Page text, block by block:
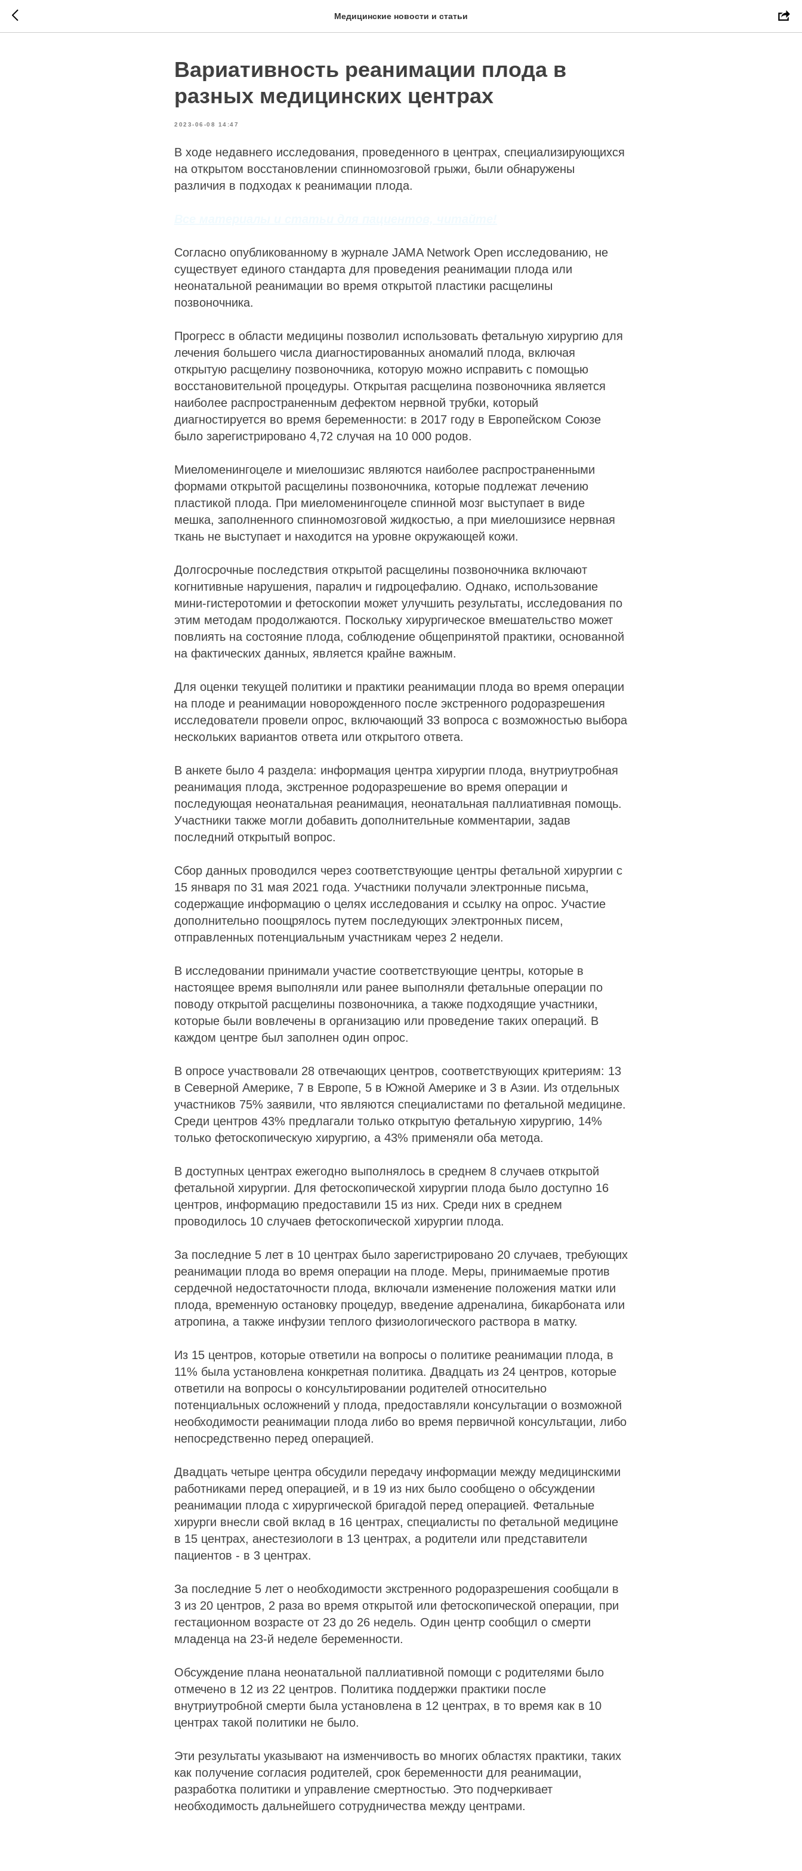
Медицинские новости и статьи
Вариативность реанимации плода в
разных медицинских центрах
2023-06-08 14:47
В ходе недавнего исследования, проведенного в центрах, специализирующихся
на открытом восстановлении спинномозговой грыжи, были обнаружены
различия в подходах к реанимации плода.
Согласно опубликованному в журнале JAMA Network Open исследованию, не
существует единого стандарта для проведения реанимации плода или
неонатальной реанимации во время открытой пластики расщелины
позвоночника.
Прогресс в области медицины позволил использовать фетальную хирургию для
лечения большего числа диагностированных аномалий плода, включая
открытую расщелину позвоночника, которую можно исправить с помощью
восстановительной процедуры. Открытая расщелина позвоночника является
наиболее распространенным дефектом нервной трубки, который
диагностируется во время беременности: в 2017 году в Европейском Союзе
было зарегистрировано 4,72 случая на 10 000 родов.
Миеломенингоцеле и миелошизис являются наиболее распространенными
формами открытой расщелины позвоночника, которые подлежат лечению
пластикой плода. При миеломенингоцеле спинной мозг выступает в виде
мешка, заполненного спинномозговой жидкостью, а при миелошизисе нервная
ткань не выступает и находится на уровне окружающей кожи.
Долгосрочные последствия открытой расщелины позвоночника включают
когнитивные нарушения, паралич и гидроцефалию. Однако, использование
мини-гистеротомии и фетоскопии может улучшить результаты, исследования по
этим методам продолжаются. Поскольку хирургическое вмешательство может
повлиять на состояние плода, соблюдение общепринятой практики, основанной
на фактических данных, является крайне важным.
Для оценки текущей политики и практики реанимации плода во время операции
на плоде и реанимации новорожденного после экстренного родоразрешения
исследователи провели опрос, включающий 33 вопроса с возможностью выбора
нескольких вариантов ответа или открытого ответа.
В анкете было 4 раздела: информация центра хирургии плода, внутриутробная
реанимация плода, экстренное родоразрешение во время операции и
последующая неонатальная реанимация, неонатальная паллиативная помощь.
Участники также могли добавить дополнительные комментарии, задав
последний открытый вопрос.
Сбор данных проводился через соответствующие центры фетальной хирургии с
15 января по 31 мая 2021 года. Участники получали электронные письма,
содержащие информацию о целях исследования и ссылку на опрос. Участие
дополнительно поощрялось путем последующих электронных писем,
отправленных потенциальным участникам через 2 недели.
В исследовании принимали участие соответствующие центры, которые в
настоящее время выполняли или ранее выполняли фетальные операции по
поводу открытой расщелины позвоночника, а также подходящие участники,
которые были вовлечены в организацию или проведение таких операций. В
каждом центре был заполнен один опрос.
В опросе участвовали 28 отвечающих центров, соответствующих критериям: 13
в Северной Америке, 7 в Европе, 5 в Южной Америке и 3 в Азии. Из отдельных
участников 75% заявили, что являются специалистами по фетальной медицине.
Среди центров 43% предлагали только открытую фетальную хирургию, 14%
только фетоскопическую хирургию, а 43% применяли оба метода.
В доступных центрах ежегодно выполнялось в среднем 8 случаев открытой
фетальной хирургии. Для фетоскопической хирургии плода было доступно 16
центров, информацию предоставили 15 из них. Среди них в среднем
проводилось 10 случаев фетоскопической хирургии плода.
За последние 5 лет в 10 центрах было зарегистрировано 20 случаев, требующих
реанимации плода во время операции на плоде. Меры, принимаемые против
сердечной недостаточности плода, включали изменение положения матки или
плода, временную остановку процедур, введение адреналина, бикарбоната или
атропина, а также инфузии теплого физиологического раствора в матку.
Из 15 центров, которые ответили на вопросы о политике реанимации плода, в
11% была установлена конкретная политика. Двадцать из 24 центров, которые
ответили на вопросы о консультировании родителей относительно
потенциальных осложнений у плода, предоставляли консультации о возможной
необходимости реанимации плода либо во время первичной консультации, либо
непосредственно перед операцией.
Двадцать четыре центра обсудили передачу информации между медицинскими
работниками перед операцией, и в 19 из них было сообщено о обсуждении
реанимации плода с хирургической бригадой перед операцией. Фетальные
хирурги внесли свой вклад в 16 центрах, специалисты по фетальной медицине
в 15 центрах, анестезиологи в 13 центрах, а родители или представители
пациентов - в 3 центрах.
За последние 5 лет о необходимости экстренного родоразрешения сообщали в
3 из 20 центров, 2 раза во время открытой или фетоскопической операции, при
гестационном возрасте от 23 до 26 недель. Один центр сообщил о смерти
младенца на 23-й неделе беременности.
Обсуждение плана неонатальной паллиативной помощи с родителями было
отмечено в 12 из 22 центров. Политика поддержки практики после
внутриутробной смерти была установлена в 12 центрах, в то время как в 10
центрах такой политики не было.
Эти результаты указывают на изменчивость во многих областях практики, таких
как получение согласия родителей, срок беременности для реанимации,
разработка политики и управление смертностью. Это подчеркивает
необходимость дальнейшего сотрудничества между центрами.